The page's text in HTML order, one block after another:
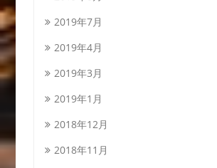
2019年7月
2019年4月
2019年3月
2019年1月
2018年12月
2018年11月